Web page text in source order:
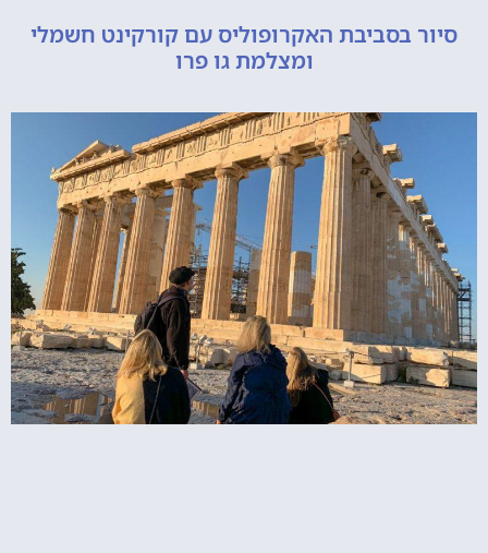
בסביבת האקרופוליס עם קורקינט חשמלי
ומצלמת גו פרו